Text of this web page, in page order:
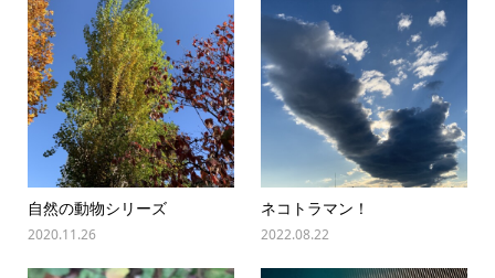
自然の動物シリーズ
2020.11.26
ネコトラマン！
2022.08.22